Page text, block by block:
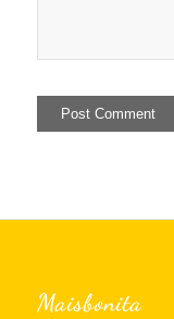
Maisbonita